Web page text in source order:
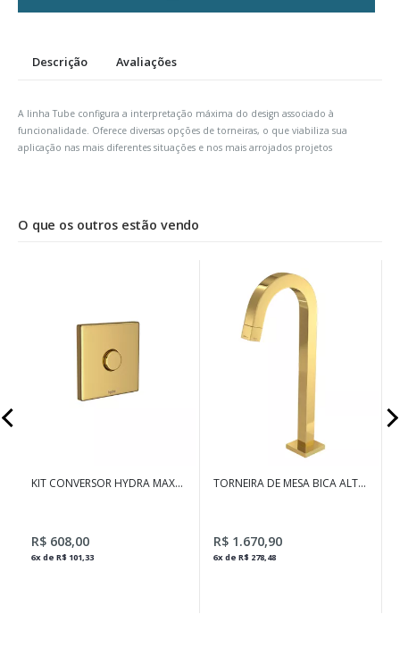
Descrição Avaliações
A linha Tube configura a interpretação máxima do design associado à
funcionalidade. Oferece diversas opções de torneiras, o que viabiliza sua
aplicação nas mais diferentes situações e nos mais arrojados projetos
O que os outros estão vendo
KIT CONVERSOR HYDRA MAX
R$ 608,00
6x de R$ 101,33
TORNEIRA DE MESA BICA ALTA
R$ 1.670,90
6x de R$ 278,48